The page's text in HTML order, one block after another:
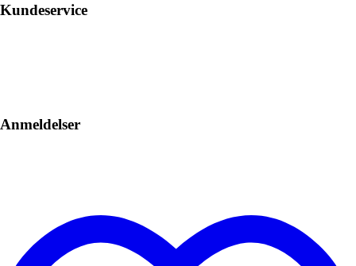
Kundeservice
Anmeldelser